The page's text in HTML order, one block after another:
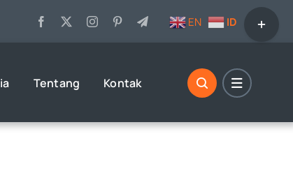
EN ID
Tentang Kontak
Toggle
Sliding
Area